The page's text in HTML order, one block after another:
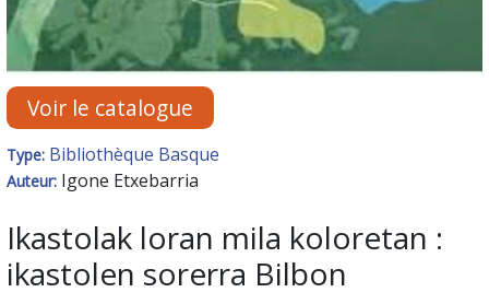
Voir le catalogue
Type: Bibliothèque Basque
Auteur: Igone Etxebarria
Ikastolak loran mila koloretan :
ikastolen sorerra Bilbon